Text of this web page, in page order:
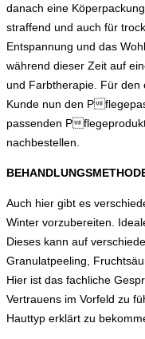
danach eine
straffend und auch für
Entspannung und das
während dieser Zeit auf
und Farbtherapie. Für den
Kunde nun den P
passenden P
nachbestellen.
Auch hier gibt es
Winter vorzubereiten.
Dieses kann auf
Granulatpeeling,
Hier ist das fachliche
Vertrauens im Vorfeld zu
Hauttyp erklärt zu